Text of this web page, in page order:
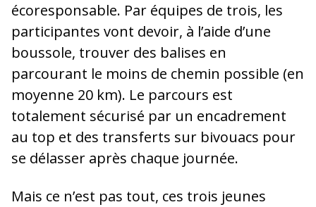
écoresponsable. Par équipes de trois, les
participantes vont devoir, à l’aide d’une
boussole, trouver des balises en
parcourant le moins de chemin possible (en
moyenne 20 km). Le parcours est
totalement sécurisé par un encadrement
au top et des transferts sur bivouacs pour
se délasser après chaque journée.
Mais ce n’est pas tout, ces trois jeunes